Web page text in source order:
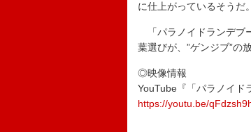
に仕上がっているそうだ
「パラノイドランデブ
葉選びが、”ゲンジブ”の
◎映像情報
YouTube『「パラノイド
https://youtu.be/